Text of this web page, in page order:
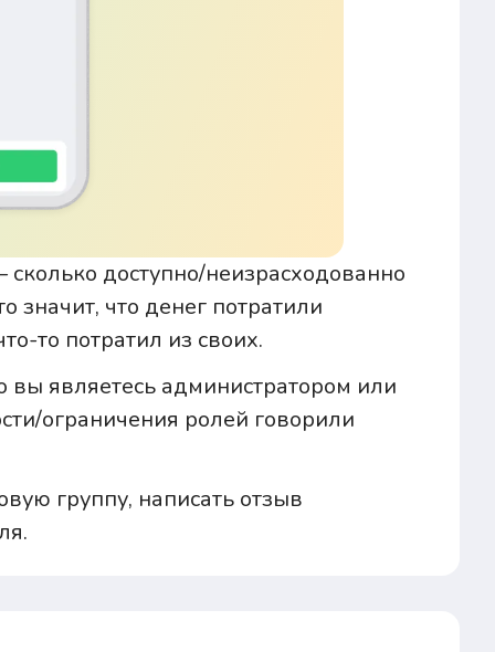
доступно/неизрасходованно
значит, что денег потратили
то потратил из своих.
вы являетесь администратором или
ограничения ролей говорили
группу, написать отзыв